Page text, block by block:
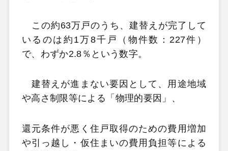
この約63万戸のうち、建替えが完了して
いるのは約1万8千戸（物件数：227件）
で、わずか2.8％という数字。
建替えが進まない要因として、用途地域
や高さ制限等による「物理的要因」、
還元条件が悪く住戸取得のための費用増加
や引っ越し・仮住まいの費用負担等による